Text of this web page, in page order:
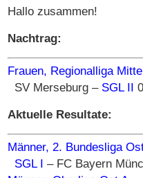
Hallo zusammen!
Nachtrag:
Frauen, Regionalliga Mitte
SV Merseburg – SGL II
Aktuelle Resultate:
Männer, 2. Bundesliga
SGL I – FC Bayern